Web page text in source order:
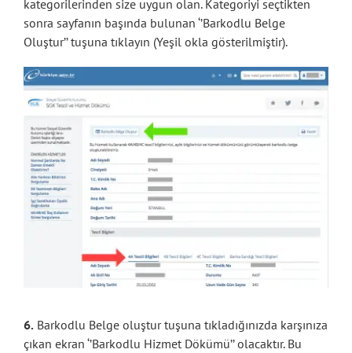
kategorilerinden size uygun olan. Kategoriyi seçtikten
sonra sayfanın başında bulunan ‘’Barkodlu Belge
Oluştur’’ tuşuna tıklayın (Yeşil okla gösterilmiştir).
6. Barkodlu Belge oluştur tuşuna tıkladığınızda karşınıza
çıkan ekran ‘’Barkodlu Hizmet Dökümü’’ olacaktır. Bu